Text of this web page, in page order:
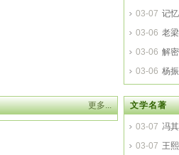
03-07 记
03-06 老
03-06 解
03-06 杨
更多... 文学名著
03-07 冯
03-07 王